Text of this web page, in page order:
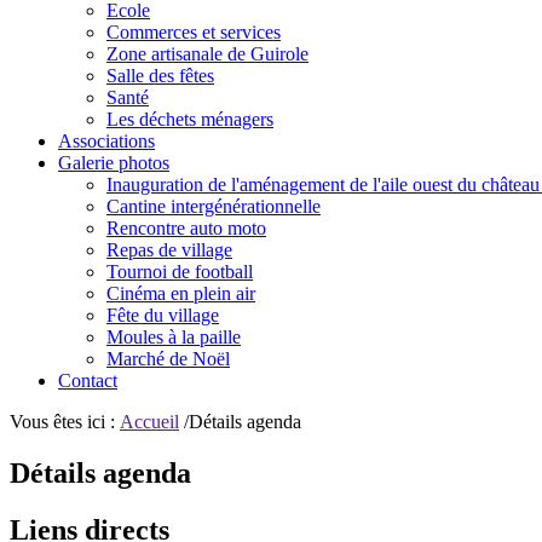
Ecole
Commerces et services
Zone artisanale de Guirole
Salle des fêtes
Santé
Les déchets ménagers
Associations
Galerie photos
Inauguration de l'aménagement de l'aile ouest du
Cantine intergénérationnelle
Rencontre auto moto
Repas de village
Tournoi de football
Cinéma en plein air
Fête du village
Moules à la paille
Marché de Noël
Contact
Vous êtes ici : Accueil /Détails agenda
Détails agenda
Liens directs